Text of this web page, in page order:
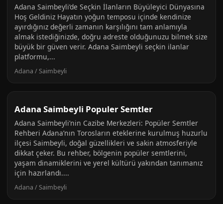
Adana Saimbeyli’de Seçkin İlanların Büyüleyici Dünyasına
Hoş Geldiniz Hayatın yoğun temposu içinde kendinize
ayırdığınız değerli zamanın karşılığını tam anlamıyla
almak istediğinizde, doğru adreste olduğunuzu bilmek size
büyük bir güven verir. Adana Saimbeyli seçkin ilanlar
platformu,...
Adana / Saimbeyli
Adana Saimbeyli Populer Semtler
Adana Saimbeyli’nin Cazibe Merkezleri: Popüler Semtler
Rehberi Adana’nın Torosların eteklerine kurulmuş huzurlu
ilçesi Saimbeyli, doğal güzellikleri ve sakin atmosferiyle
dikkat çeker. Bu rehber, bölgenin popüler semtlerini,
yaşam dinamiklerini ve yerel kültürü yakından tanımanız
için hazırlandı....
Adana / Saimbeyli